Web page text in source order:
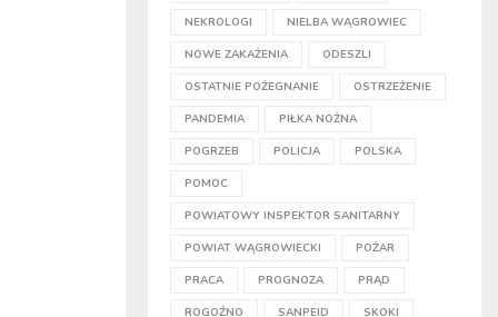
NEKROLOGI NIELBA WĄGROWIEC
NOWE ZAKAŻENIA ODESZLI
OSTATNIE POŻEGNANIE OSTRZEŻENIE
PANDEMIA PIŁKA NOŻNA
POGRZEB POLICJA POLSKA
POMOC
POWIATOWY INSPEKTOR SANITARNY
POWIAT WĄGROWIECKI POŻAR
PRACA PROGNOZA PRĄD
ROGOŹNO SANPEID SKOKI